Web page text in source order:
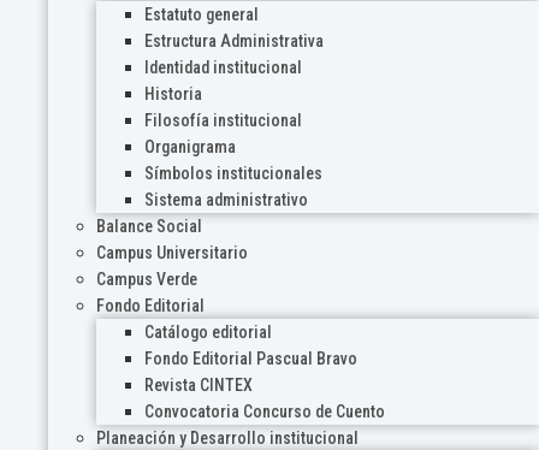
Estatuto general
Estructura Administrativa
Identidad institucional
Historia
Filosofía institucional
Organigrama
Símbolos institucionales
Sistema administrativo
Balance Social
Campus Universitario
Campus Verde
Fondo Editorial
Catálogo editorial
Fondo Editorial Pascual Bravo
Revista CINTEX
Convocatoria Concurso de Cuento
Planeación y Desarrollo institucional